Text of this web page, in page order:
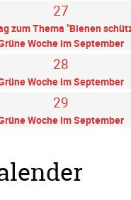
27
zum Thema "Bienen
Woche im September
28
Woche im September
29
Woche im September